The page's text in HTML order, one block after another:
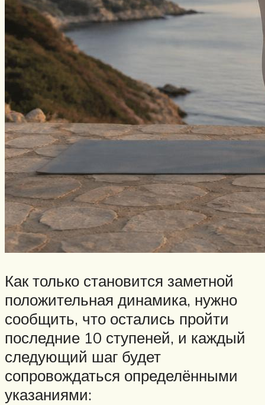
Как только становится заметной
положительная динамика, нужно
сообщить, что остались пройти
последние 10 ступеней, и каждый
следующий шаг будет
сопровождаться определёнными
указаниями: